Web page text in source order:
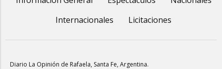
Internacionales
Licitaciones
Diario La Opinión de Rafaela, Santa Fe, Argentina.